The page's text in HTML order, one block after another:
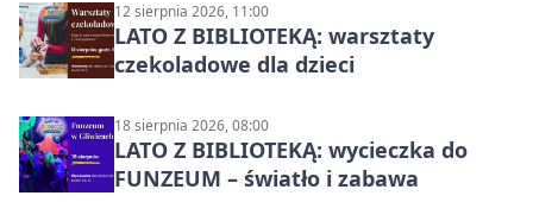
12 sierpnia 2026, 11:00
LATO Z BIBLIOTEKĄ: warsztaty
czekoladowe dla dzieci
18 sierpnia 2026, 08:00
LATO Z BIBLIOTEKĄ: wycieczka do
FUNZEUM – światło i zabawa